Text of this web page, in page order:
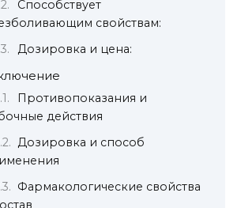
Способствует
свойствам:
Дозировка и цена:
Противопоказания и
действия
Дозировка и способ
Фармакологические свойства